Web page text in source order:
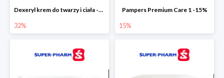
Dexeryl krem do twarzy i ciała -32%
32%
Pampers Premium Care 1 -15%
15%